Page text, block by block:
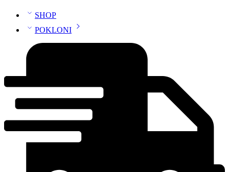
SHOP
POKLONI